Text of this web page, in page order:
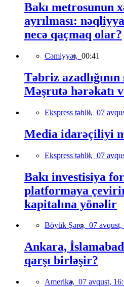
Bakı metrosunun
ayrılması:
necə qaçmaq olar?
Cəmiyyət, 00:41
Təbriz
Məşrutə hərəkatı
Ekspress təhlil, 07
Media idarəçiliyi
Ekspress təhlil, 07
Bakı investisiya
platformaya
kapitalına yönəlir
Böyük Şərq, 07 avqust,
Ankara,
qarşı birləşir?
Amerika, 07 avqust,